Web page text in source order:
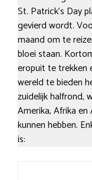
St. Patrick’s Day
gevierd wordt.
maand om te
bloei staan.
eropuit te trekken
wereld te bieden
zuidelijk halfrond,
Amerika, Afrika
kunnen hebben.
is: